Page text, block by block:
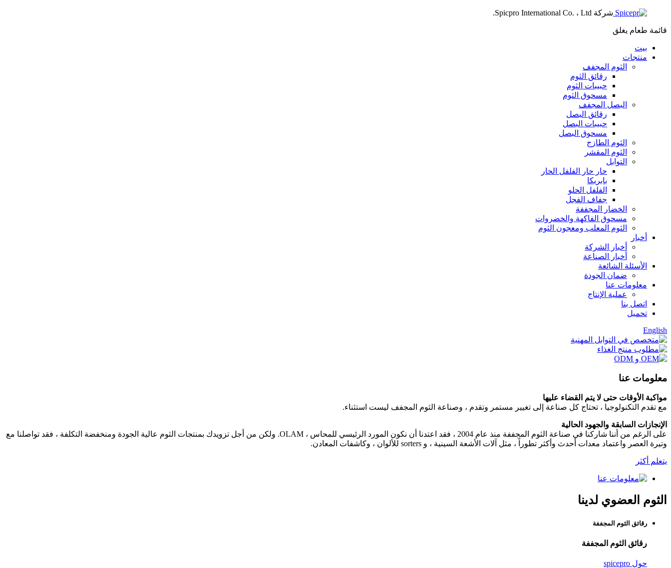
شركة Spicpro International Co. ، Ltd.
قائمة طعام يغلق
بيت
منتجات
الثوم المجفف
رقائق الثوم
حبيبات الثوم
مسحوق الثوم
البصل المجفف
رقائق البصل
حبيبات البصل
مسحوق البصل
الثوم الطازج
الثوم المقشر
التوابل
حار حار الفلفل الحار
بابريكا
الفلفل الحلو
جفاف الفجل
الخضار المجففة
مسحوق الفاكهة والخضروات
الثوم المعلب ومعجون الثوم
أخبار
أخبار الشركة
أخبار الصناعة
الأسئلة الشائعة
ضمان الجودة
معلومات عنا
عملية الإنتاج
اتصل بنا
تحميل
English
معلومات عنا
مواكبة الأوقات حتى لا يتم القضاء عليها
مع تقدم التكنولوجيا ، تحتاج كل صناعة إلى تغيير مستمر وتقدم ، وصناعة الثوم المجفف ليست استثناء.
الإنجازات السابقة والجهود الحالية
على الرغم من أننا شاركنا في صناعة الثوم المجففة منذ عام 2004 ، فقد اعتدنا أن نكون المورد الرئيسي للمحاس ، OLAM. ولكن من أجل تزويدك بمنتجات الثوم عالية الجودة ومنخفضة التكلفة ، فقد تواصلنا مع
وتيرة العصر واعتماد معدات أحدث وأكثر تطوراً ، مثل آلات الأشعة السينية ، و sorters للألوان ، وكاشفات المعادن.
يتعلم أكثر
الثوم العضوي لدينا
رقائق الثوم المجففة
رقائق الثوم المجففة
حول spicepro